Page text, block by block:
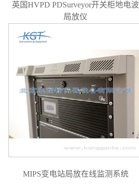
英国HVPD PDSurveyor开关柜地电波
局放仪
MIPS变电站局放在线监测系统